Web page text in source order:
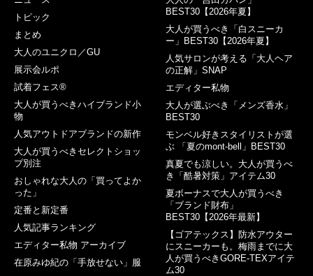
トピック
まとめ
大人のユニクロ／GU
展示会ルポ
試着フェス®︎
大人が買うべきハイブランド小
物
人気アウトドアブランドの新作
大人が買うべきセレクトショッ
プ別注
おしゃれな大人の「買ってよか
った」
定番と新定番
人気記事ランキング
エディター私物 アーカイブ
在原みゆ紀の「手放せない」服
BEST30【2026年夏】
大人が買うべき「白スニーカ
ー」BEST30【2026年夏】
人気サロンが考える「大人ヘア
の正解」SNAP
エディター私物
大人が選ぶべき「メンズ香水」
BEST30
モンベル好きスタイリストが選
ぶ 「夏のmont-bell」BEST30
真夏でも涼しい。大人が買うべ
き「酷暑対策」アイテム30
夏ボーナスで大人が買うべき
「ブランド財布」
BEST30【2026年最新】
【ゴアテックス】防水アウター
にスニーカーも。梅雨までに大
人が買うべきGORE-TEXアイテ
ム30